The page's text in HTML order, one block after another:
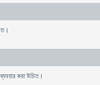
করা উচিত।